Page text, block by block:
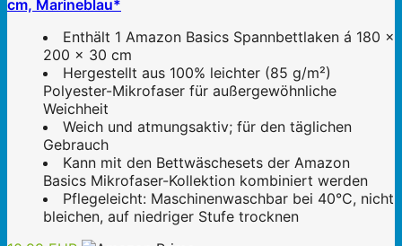
cm, Marineblau*
Enthält 1 Amazon Basics Spannbettlaken á 180 x
200 x 30 cm
Hergestellt aus 100% leichter (85 g/m²)
Polyester-Mikrofaser für außergewöhnliche
Weichheit
Weich und atmungsaktiv; für den täglichen
Gebrauch
Kann mit den Bettwäschesets der Amazon
Basics Mikrofaser-Kollektion kombiniert werden
Pflegeleicht: Maschinenwaschbar bei 40°C, nicht
bleichen, auf niedriger Stufe trocknen